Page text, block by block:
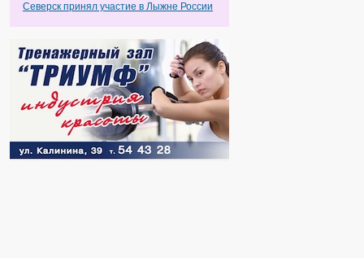
Северск принял участие в Лыжне России